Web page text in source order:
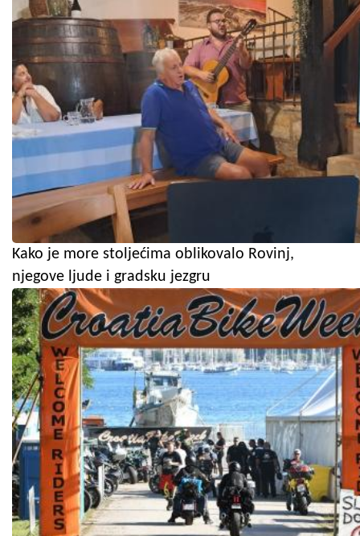
Kako je more stoljećima oblikovalo Rovinj,
njegove ljude i gradsku jezgru